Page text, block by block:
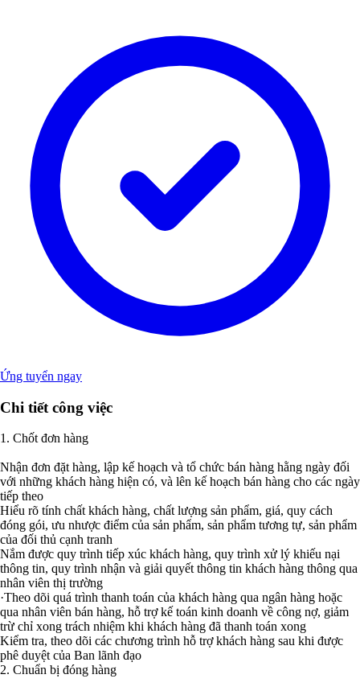
Ứng tuyển ngay
Chi tiết công việc
1. Chốt đơn hàng
Nhận đơn đặt hàng, lập kế hoạch và tổ chức bán hàng hằng ngày đối
với những khách hàng hiện có, và lên kế hoạch bán hàng cho các ngày
tiếp theo
Hiểu rõ tính chất khách hàng, chất lượng sản phẩm, giá, quy cách
đóng gói, ưu nhược điểm của sản phẩm, sản phẩm tương tự, sản phẩm
của đối thủ cạnh tranh
Nắm được quy trình tiếp xúc khách hàng, quy trình xử lý khiếu nại
thông tin, quy trình nhận và giải quyết thông tin khách hàng thông qua
nhân viên thị trường
·Theo dõi quá trình thanh toán của khách hàng qua ngân hàng hoặc
qua nhân viên bán hàng, hỗ trợ kế toán kinh doanh về công nợ, giảm
trừ chỉ xong trách nhiệm khi khách hàng đã thanh toán xong
Kiểm tra, theo dõi các chương trình hỗ trợ khách hàng sau khi được
phê duyệt của Ban lãnh đạo
2. Chuẩn bị đóng hàng